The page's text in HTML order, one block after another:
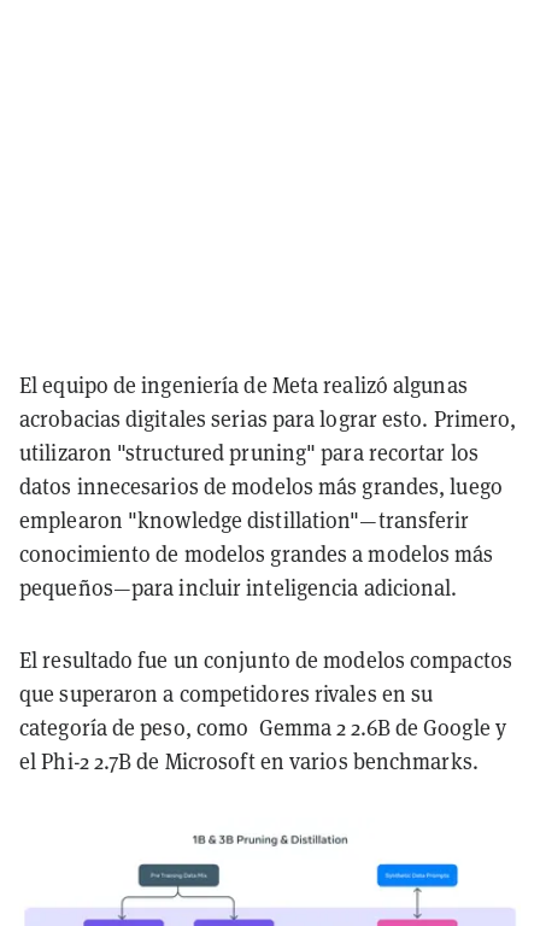
El equipo de ingeniería de Meta realizó algunas
acrobacias digitales serias para lograr esto. Primero,
utilizaron "structured pruning" para recortar los
datos innecesarios de modelos más grandes, luego
emplearon "knowledge distillation"—transferir
conocimiento de modelos grandes a modelos más
pequeños—para incluir inteligencia adicional.
El resultado fue un conjunto de modelos compactos
que superaron a competidores rivales en su
categoría de peso, como Gemma 2 2.6B de Google y
el Phi-2 2.7B de Microsoft en varios benchmarks.